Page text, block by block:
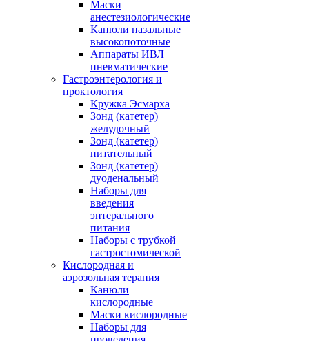
Маски
анестезиологические
Канюли назальные
высокопоточные
Аппараты ИВЛ
пневматические
Гастроэнтерология и
проктология
Кружка Эсмарха
Зонд (катетер)
желудочный
Зонд (катетер)
питательный
Зонд (катетер)
дуоденальный
Наборы для
введения
энтерального
питания
Наборы с трубкой
гастростомической
Кислородная и
аэрозольная терапия
Канюли
кислородные
Маски кислородные
Наборы для